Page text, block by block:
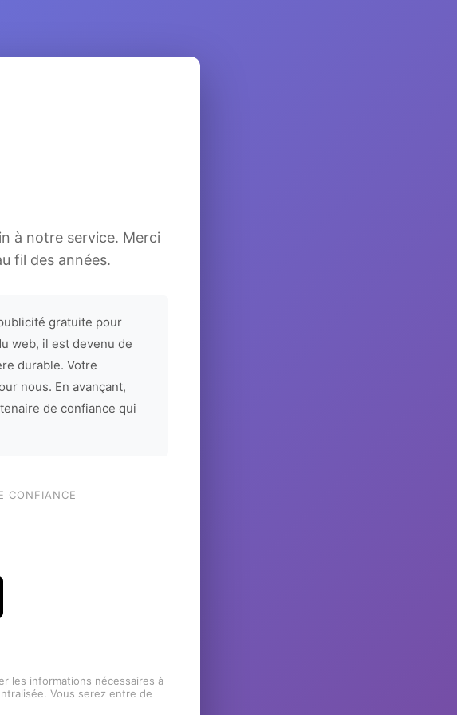
à notre service. Merci
fil des années.
gratuite pour
web, il est devenu de
durable. Votre
nous. En avançant,
de confiance qui
CONFIANCE
les informations nécessaires à
Vous serez entre de